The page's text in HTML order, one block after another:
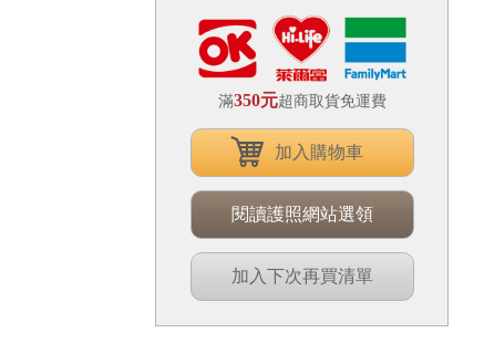
滿350元超商取貨免運費
加入購物車
閱讀護照網站選領
加入下次再買清單